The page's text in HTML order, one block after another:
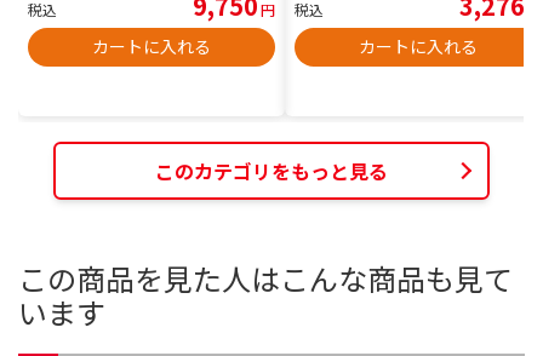
税込 円
カートに入れる
税込
カートに入れる
このカテゴリをもっと見る
この商品を見た人はこんな商品も見て
います